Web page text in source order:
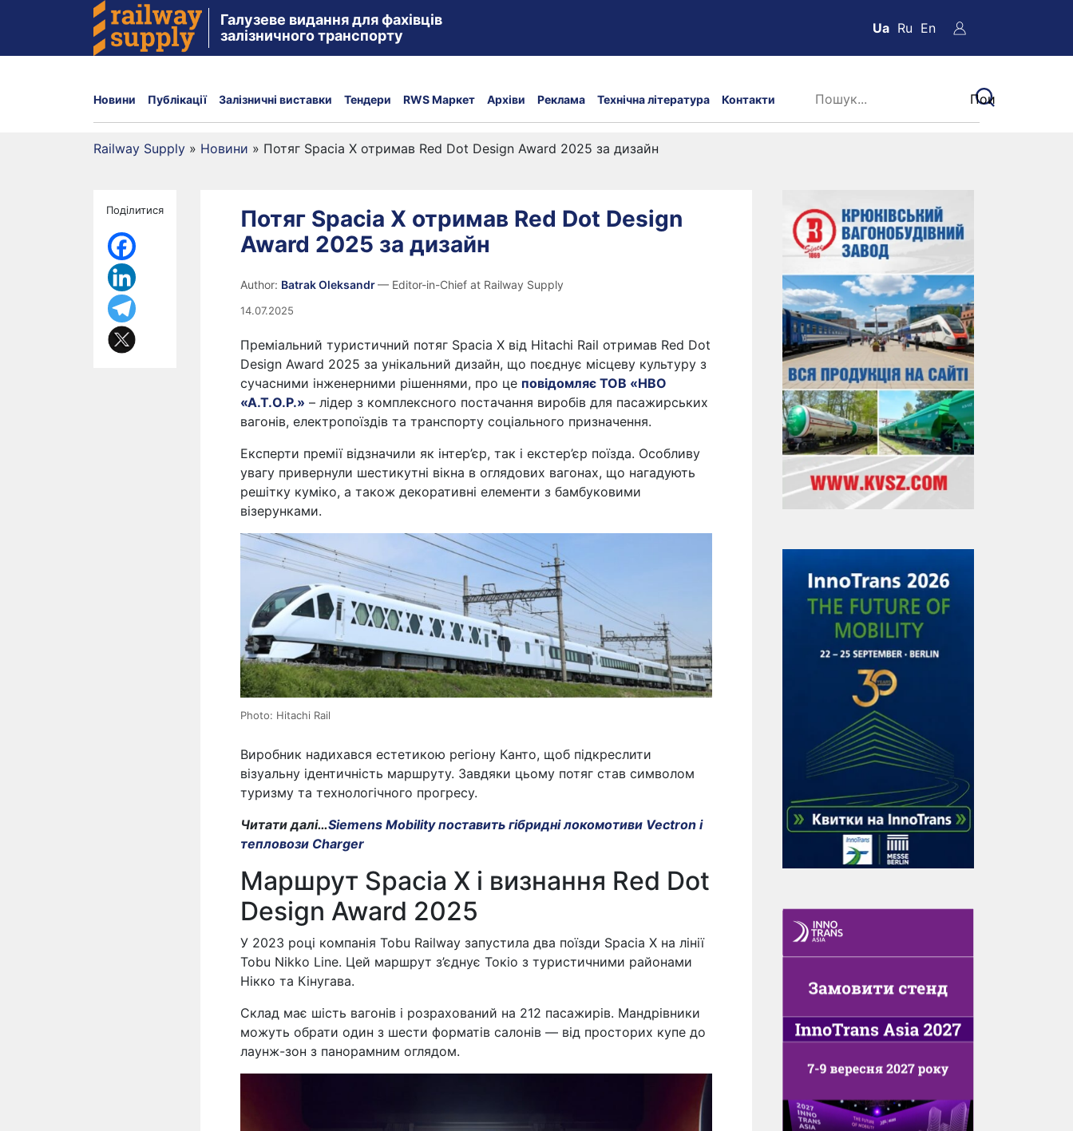
Галузеве видання для фахівців
залізничного транспорту
Ua Ru En
Новини Публікації Залізничні виставки Тендери RWS Маркет Архіви Реклама Технічна література Контакти
Railway Supply » Новини » Потяг Spacia X отримав Red Dot Design Award 2025 за дизайн
Поділитися
Потяг Spacia X отримав Red Dot Design
Award 2025 за дизайн
Author: Batrak Oleksandr— Editor-in-Chief at Railway Supply
14.07.2025
Преміальний туристичний потяг Spacia X від Hitachi Rail отримав Red Dot
Design Award 2025 за унікальний дизайн, що поєднує місцеву культуру з
сучасними інженерними рішеннями, про це повідомляє ТОВ «НВО
«А.Т.О.Р.» – лідер з комплексного постачання виробів для пасажирських
вагонів, електропоїздів та транспорту соціального призначення.
Експерти премії відзначили як інтер’єр, так і екстер’єр поїзда. Особливу
увагу привернули шестикутні вікна в оглядових вагонах, що нагадують
решітку куміко, а також декоративні елементи з бамбуковими
візерунками.
Photo: Hitachi Rail
Виробник надихався естетикою регіону Канто, щоб підкреслити
візуальну ідентичність маршруту. Завдяки цьому потяг став символом
туризму та технологічного прогресу.
Читати далі…Siemens Mobility поставить гібридні локомотиви Vectron і
тепловози Charger
Маршрут Spacia X і визнання Red Dot
Design Award 2025
У 2023 році компанія Tobu Railway запустила два поїзди Spacia X на лінії
Tobu Nikko Line. Цей маршрут з’єднує Токіо з туристичними районами
Нікко та Кінугава.
Склад має шість вагонів і розрахований на 212 пасажирів. Мандрівники
можуть обрати один з шести форматів салонів — від просторих купе до
лаунж-зон з панорамним оглядом.